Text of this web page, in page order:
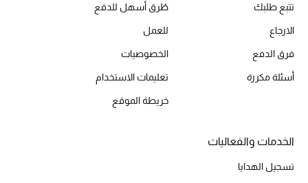
الموسم الجديد
ركن أناقة المنتجعات
دليل مستلزمات الرجال
تتبع طلبك
الارجاع
فرق الدفع
أسئلة مكررة
طُرق أسهل للدفع
للعمل
الخصوصيات
تعليمات الاستخدام
خريطة الموقع
الخدمات والفعاليات
تسجيل الهدايا